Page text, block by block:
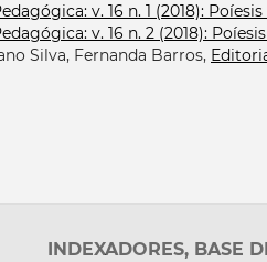
v. 16 n. 1 (2018):
v. 16 n. 2 (2018):
Silva, Fernanda Barros,
INDEXADORES, BASE